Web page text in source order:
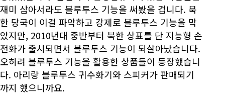
재미 삼아서라도 블루투스 기능을 써봤을 겁니다. 북
한 당국이 이걸 파악하고 강제로 블루투스 기능을 막
았지만, 2010년대 중반부터 북한 상표를 단 지능형 손
전화가 출시되면서 블루투스 기능이 되살아났습니다.
오히려 블루투스 기능을 활용한 상품들이 등장했습니
다. 아리랑 블루투스 귀수화기와 스피커가 판매되기
까지 했으니까요.